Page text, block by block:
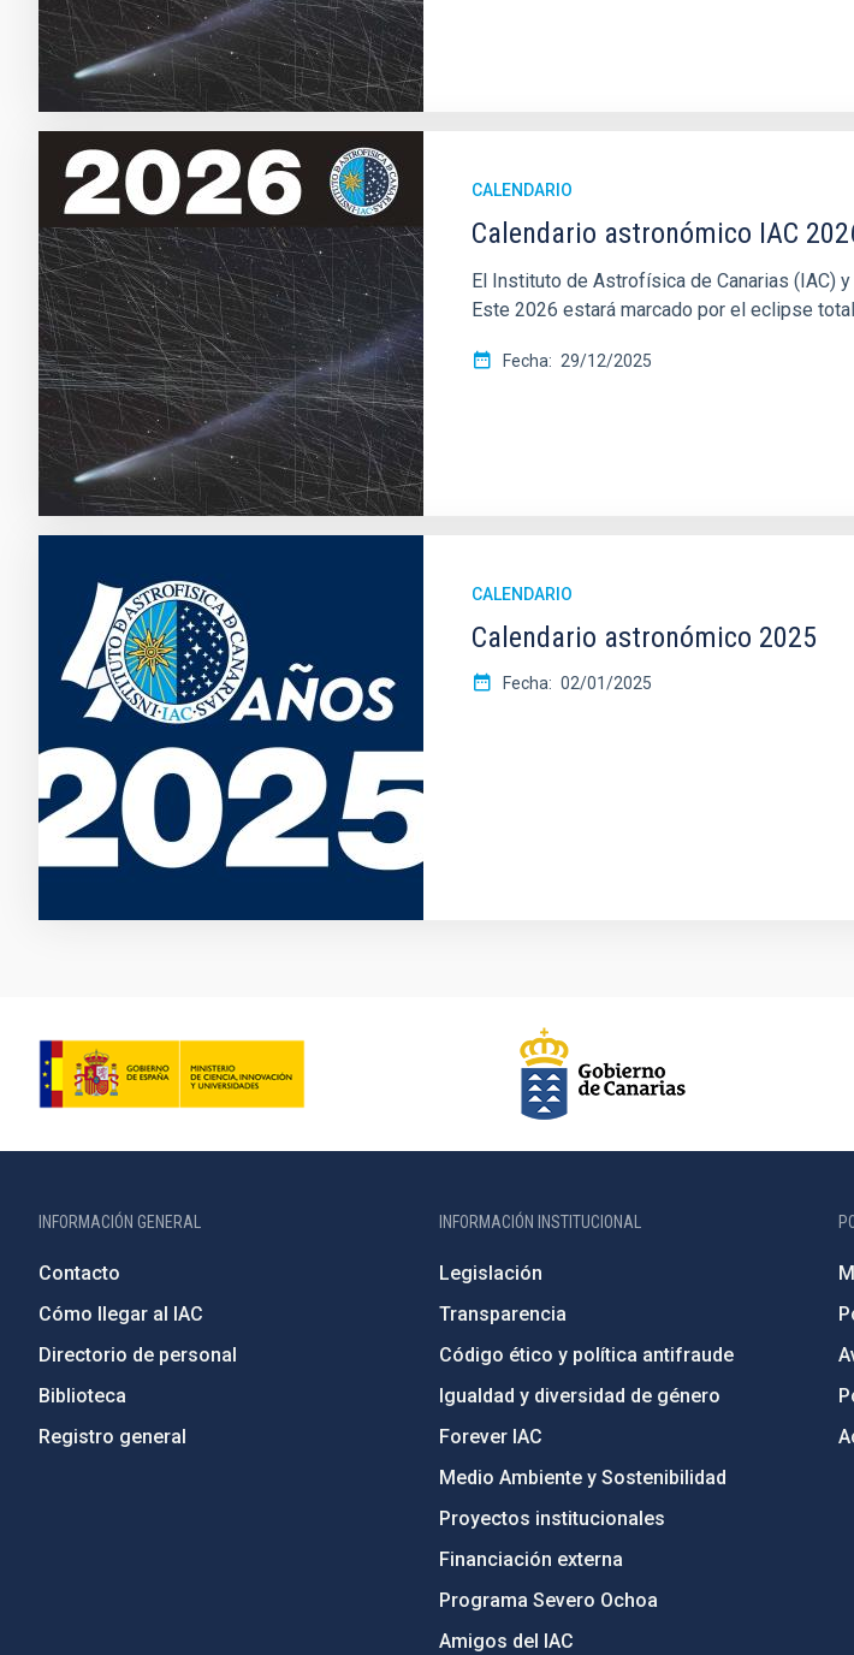
CALENDARIO
Calendario astronómico IAC
El Instituto de Astrofísica de Canarias (IAC)
Este 2026 estará marcado por el eclipse
Fecha 29/12/2025
CALENDARIO
Calendario astronómico 2025
Fecha 02/01/2025
INFORMACIÓN GENERAL
Contacto
Cómo llegar al IAC
Directorio de personal
Biblioteca
Registro general
INFORMACIÓN INSTITUCIONAL
Legislación
Transparencia
Código ético y política antifraude
Igualdad y diversidad de género
Forever IAC
Medio Ambiente y Sostenibilidad
Proyectos institucionales
Financiación externa
Programa Severo Ochoa
Amigos del IAC